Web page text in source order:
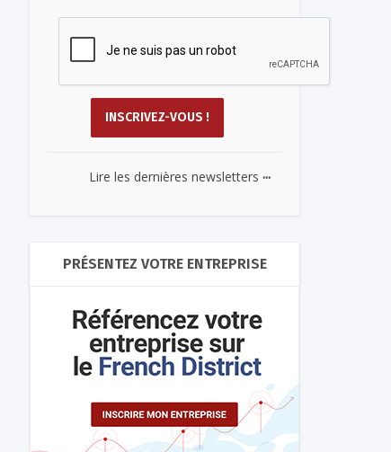
Lire les dernières newsletters ...
PRÉSENTEZ VOTRE ENTREPRISE